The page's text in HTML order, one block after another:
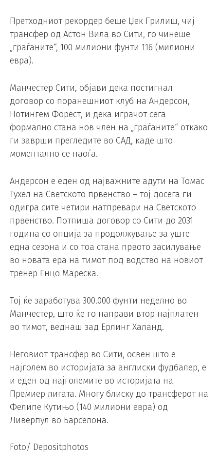
Претходниот рекордер беше Џек Грилиш, чиј
трансфер од Астон Вила во Сити, го чинеше
„граѓаните“, 100 милиони фунти 116 (милиони
евра).
Манчестер Сити, објави дека постигнал
договор со поранешниот клуб на Андерсон,
Нотингем Форест, и дека играчот сега
формално стана нов член на „граѓаните“ откако
ги заврши прегледите во САД, каде што
моментално се наоѓа.
Андерсон е еден од најважните адути на Томас
Тухел на Светското првенство – тој досега ги
одигра сите четири натпревари на Светското
првенство. Потпиша договор со Сити до 2031
година со опција за продолжување за уште
една сезона и со тоа стана првото засилување
во новата ера на тимот под водство на новиот
тренер Енцо Мареска.
Тој ќе заработува 300.000 фунти неделно во
Манчестер, што ќе го направи втор најплатен
во тимот, веднаш зад Ерлинг Халанд.
Неговиот трансфер во Сити, освен што е
најголем во историјата за англиски фудбалер, е
и еден од најголемите во историјата на
Премиер лигата. Многу блиску до трансферот на
Фелипе Кутињо (140 милиони евра) од
Ливерпул во Барселона.
Foto/ Depositphotos